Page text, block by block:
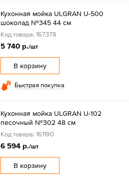
Кухонная мойка ULGRAN U-500
шоколад №345 44 см
Код товара: 167378
5 740 р./шт
В корзину
Быстрая покупка
Кухонная мойка ULGRAN U-102
песочный №302 48 см
Код товара: 161190
6 594 р./шт
В корзину